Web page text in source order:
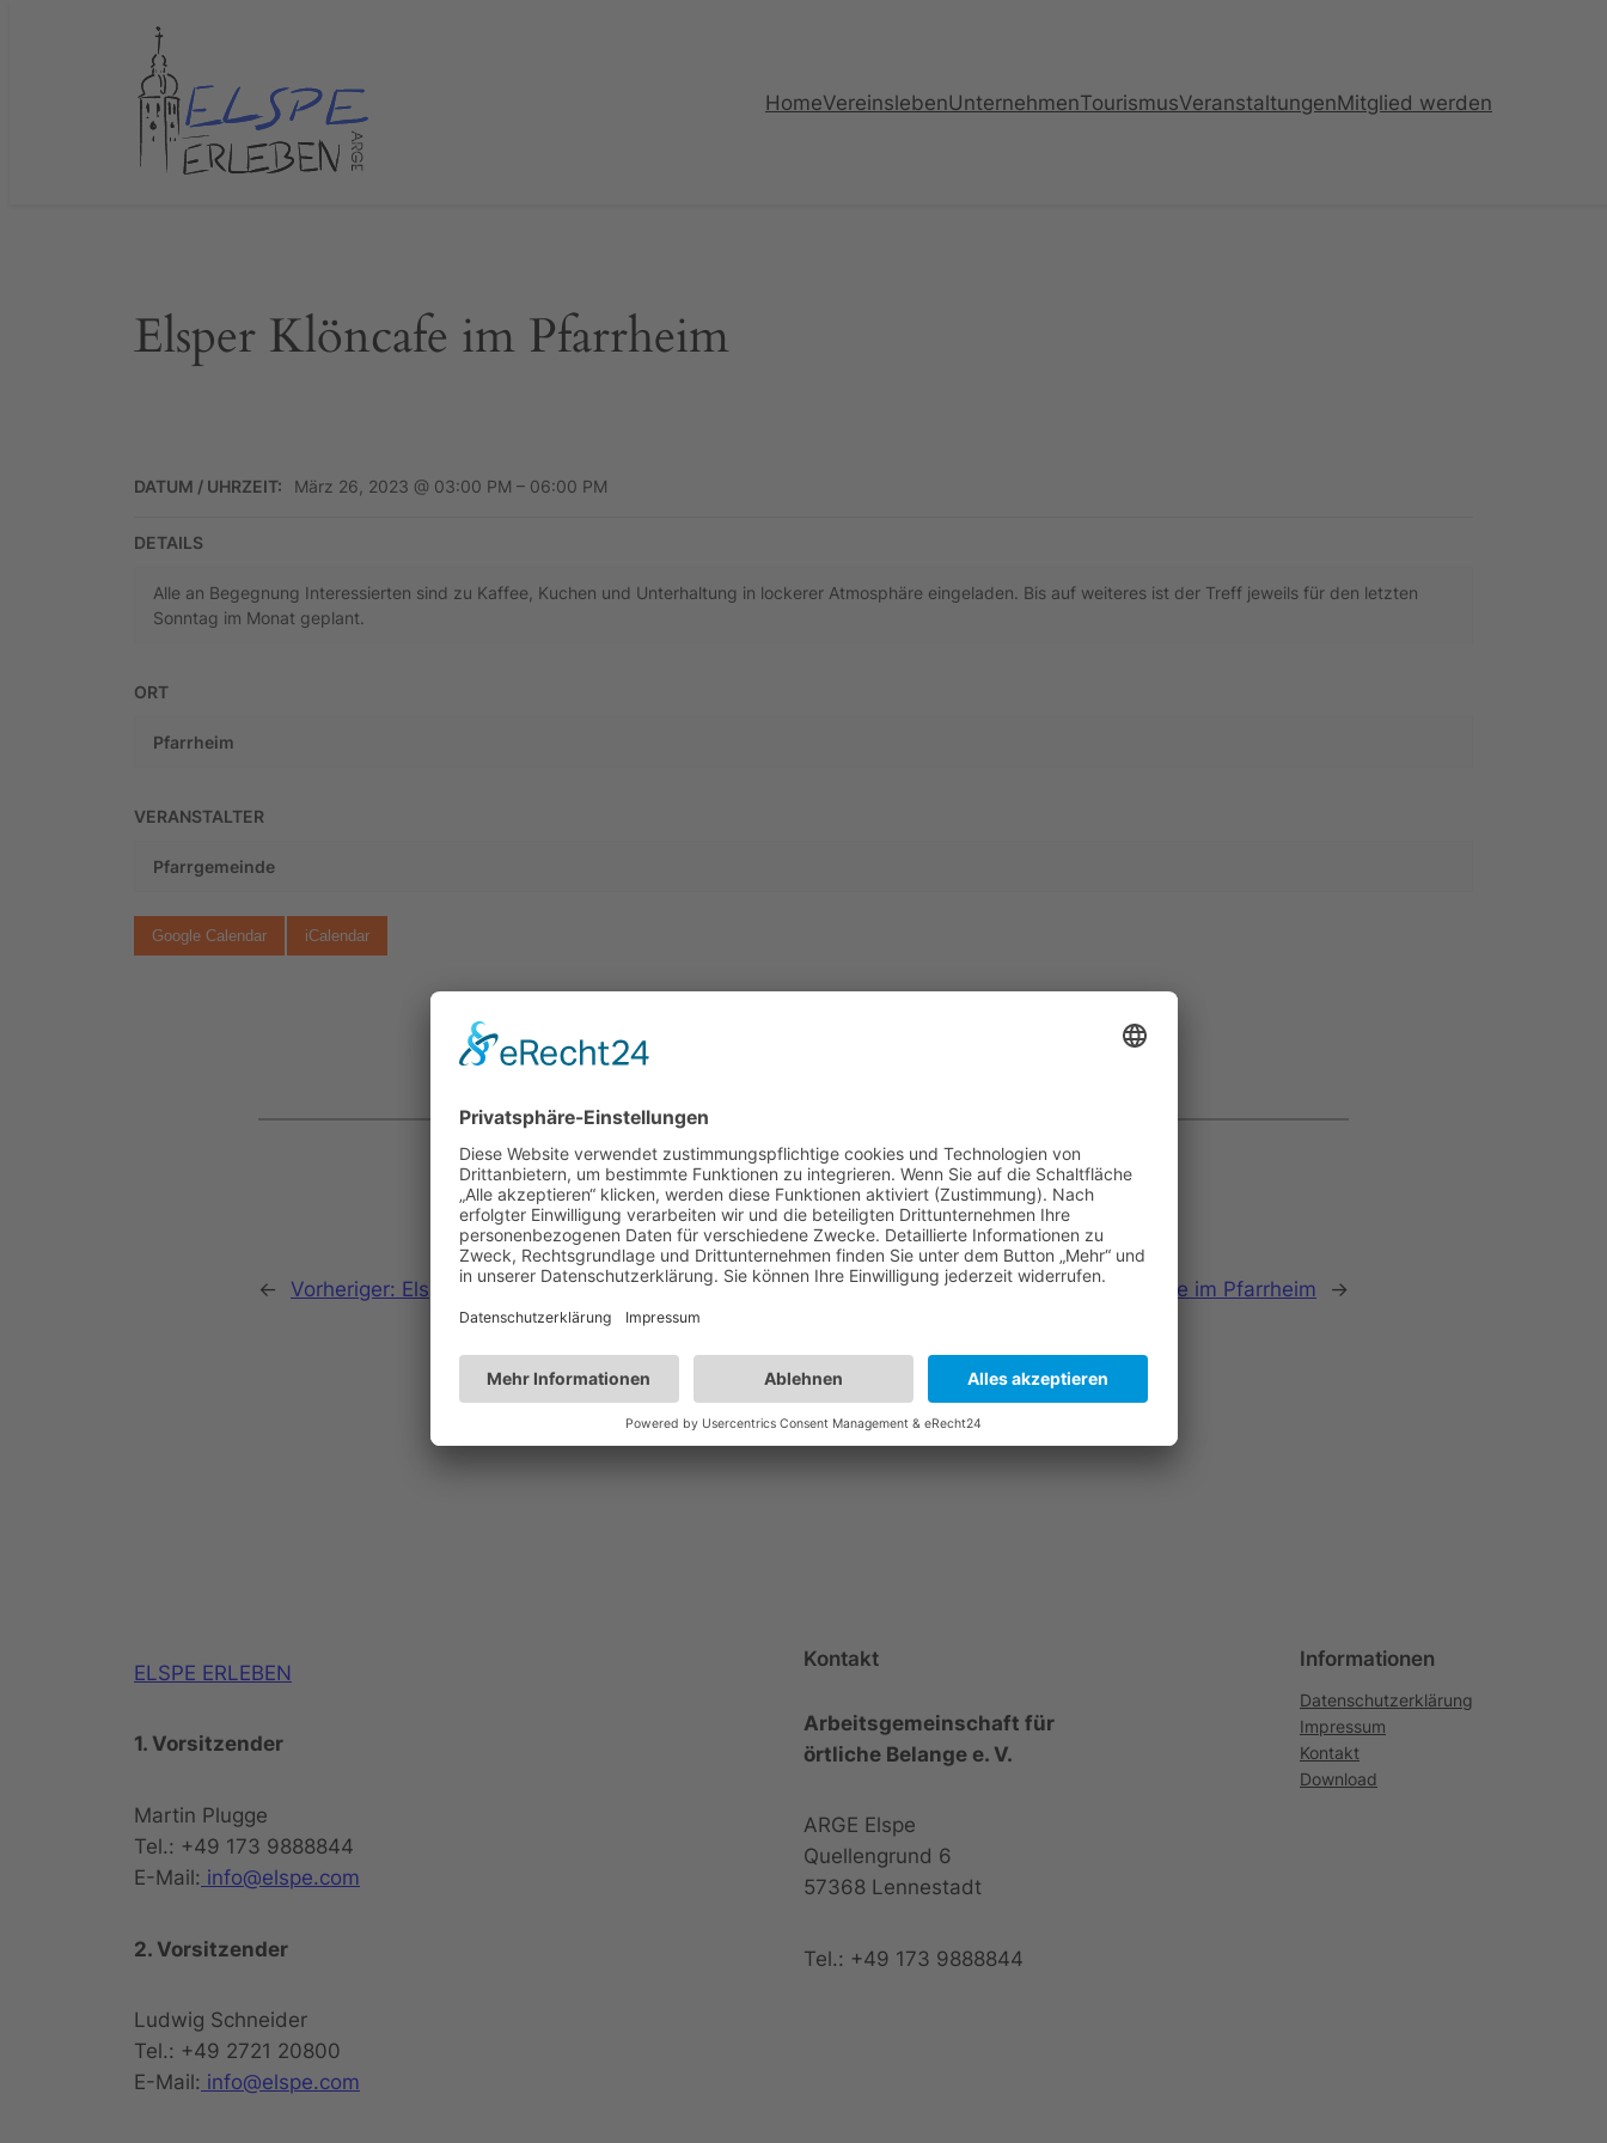
HomeVereinslebenUnternehmenTourismusVeranstaltungenMitglied werden
Elsper Klöncafe im Pfarrheim
DATUM / UHRZEIT: März 26, 2023 @ 03:00 PM – 06:00 PM
DETAILS
Alle an Begegnung Interessierten sind zu Kaffee, Kuchen und Unterhaltung in lockerer Atmosphäre eingeladen. Bis auf weiteres ist der Treff jeweils für den letzten
Sonntag im Monat geplant.
ORT
Pfarrheim
VERANSTALTER
Pfarrgemeinde
Google Calendar iCalendar
← Vorheriger: Elsper Klöncafe im Pfarrheim Nächster:Elsper Klöncafe im Pfarrheim →
ELSPE ERLEBEN
1. Vorsitzender
Martin Plugge
Tel.: +49 173 9888844
E-Mail: info@elspe.com
2. Vorsitzender
Ludwig Schneider
Tel.: +49 2721 20800
E-Mail: info@elspe.com
Kontakt
Arbeitsgemeinschaft für
örtliche Belange e. V.
ARGE Elspe
Quellengrund 6
57368 Lennestadt
Tel.: +49 173 9888844
Informationen
Datenschutzerklärung
Impressum
Kontakt
Download